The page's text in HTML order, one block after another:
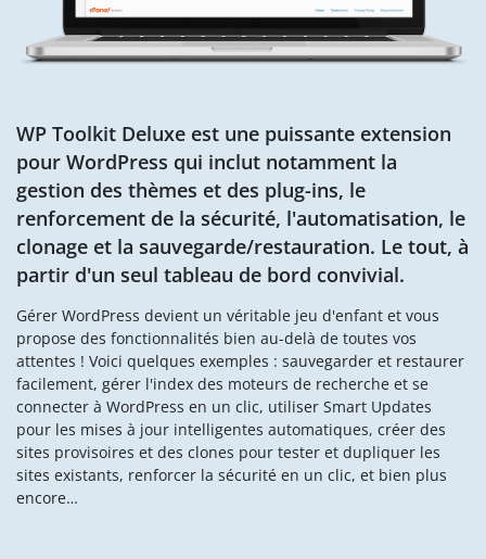
WP Toolkit Deluxe est une puissante extension
pour WordPress qui inclut notamment la
gestion des thèmes et des plug-ins, le
renforcement de la sécurité, l'automatisation, le
clonage et la sauvegarde/restauration. Le tout, à
partir d'un seul tableau de bord convivial.
Gérer WordPress devient un véritable jeu d'enfant et vous
propose des fonctionnalités bien au-delà de toutes vos
attentes ! Voici quelques exemples : sauvegarder et restaurer
facilement, gérer l'index des moteurs de recherche et se
connecter à WordPress en un clic, utiliser Smart Updates
pour les mises à jour intelligentes automatiques, créer des
sites provisoires et des clones pour tester et dupliquer les
sites existants, renforcer la sécurité en un clic, et bien plus
encore…